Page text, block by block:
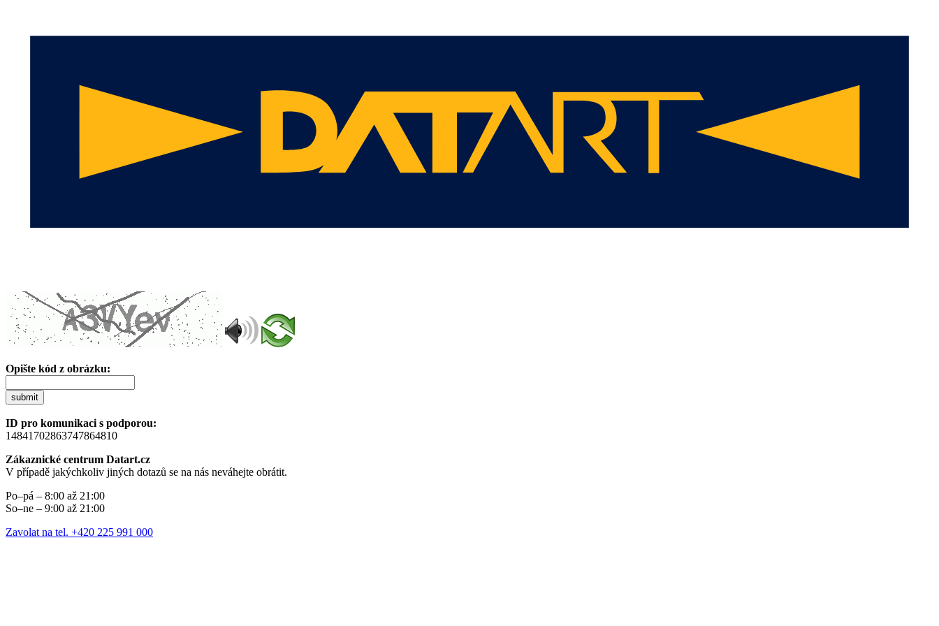
Opište kód z obrázku:
submit
ID pro komunikaci s podporou:
14841702863747864810
Zákaznické centrum Datart.cz
V případě jakýchkoliv jiných dotazů se na nás neváhejte obrátit.
Po–pá – 8:00 až 21:00
So–ne – 9:00 až 21:00
Zavolat na tel. +420 225 991 000